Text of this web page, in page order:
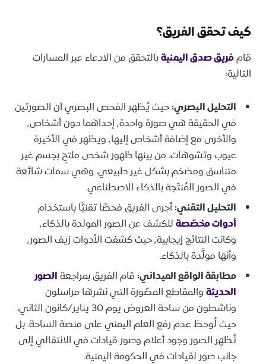
كيف تحقق الفريق؟
قامفريق صدق اليمنيةبالتحقق من الادعاء عبر المسارات
التالية:
التحليل البصري:حيث يُظهر الفحص البصري أن الصورتين
في الحقيقة هي صورة واحدة٬ إحداهما دون أشخاص٬
والأخرى مع إضافة أشخاص إليها٬ ويظهر في الأخيرة
عيوب وتشوهات، من بينها ظهور شخص ملتحٍ بجسم غير
متناسق ومضخم بشكل غير طبيعي، وهي سمات شائعة
في الصور المُنتَجة بالذكاء الاصطناعي.
التحليل التقني:أجرى الفريق فحصًا تقنيًّا باستخدام
أدوات مخصّصة
للكشف عن الصور المولدة بالذكاء٬
وكانت النتائج إيجابية٬ حيث كشفت الأدوات زيف الصور٬
وأنها مولَّدة بالذكاء.
مطابقة الواقع الميداني: قام الفريق بمراجعةالصور
الحديثةوالمقاطع المصّورة التي نشرها مراسلون
وناشطون من ساحة العروض يوم 30 يناير/كانون الثاني،
حيث لُوحظ عدم رفع العلم اليمني على منصة الساحة. بل
تُظهر الصور وجود أعلام وصور قيادات في الانتقالي إلى
جانب صور لقيادات في الحكومة اليمنية.